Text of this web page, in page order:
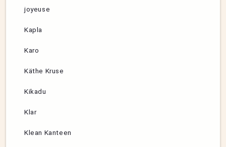
joyeuse
Kapla
Karo
Käthe Kruse
Kikadu
Klar
Klean Kanteen